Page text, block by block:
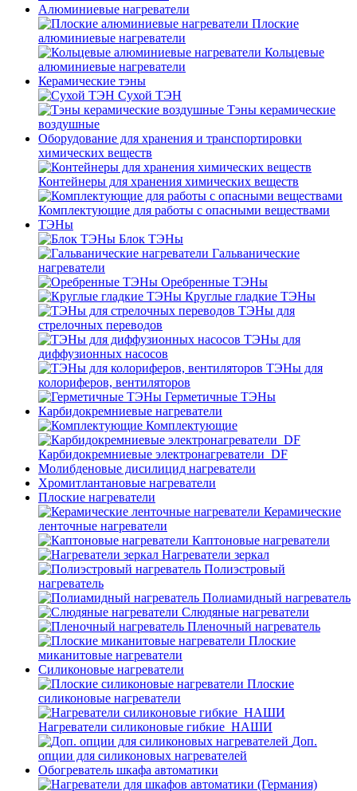
Алюминиевые нагреватели
Плоские
алюминиевые нагреватели
Кольцевые
алюминиевые нагреватели
Керамические тэны
Сухой ТЭН
Тэны керамические
воздушные
Оборудование для хранения и транспортировки
химических веществ
Контейнеры для хранения химических веществ
Комплектующие для работы с опасными веществами
ТЭНы
Блок ТЭНы
Гальванические
нагреватели
Оребренные ТЭНы
Круглые гладкие ТЭНы
ТЭНы для
стрелочных переводов
ТЭНы для
диффузионных насосов
ТЭНы для
колориферов, вентиляторов
Герметичные ТЭНы
Карбидокремниевые нагреватели
Комплектующие
Карбидокремниевые электронагреватели_DF
Молибденовые дисилицид нагреватели
Хромитлантановые нагреватели
Плоские нагреватели
Керамические
ленточные нагреватели
Каптоновые нагреватели
Нагреватели зеркал
Полиэстровый
нагреватель
Полиамидный нагреватель
Слюдяные нагреватели
Пленочный нагреватель
Плоские
миканитовые нагреватели
Силиконовые нагреватели
Плоские
силиконовые нагреватели
Нагреватели силиконовые гибкие_НАШИ
Доп.
опции для силиконовых нагревателей
Обогреватель шкафа автоматики